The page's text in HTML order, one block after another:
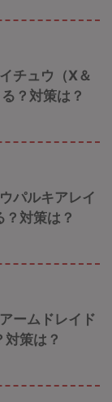
チュウ（X＆
？対策は？
パルキアレイ
？対策は？
ームドレイド
策は？